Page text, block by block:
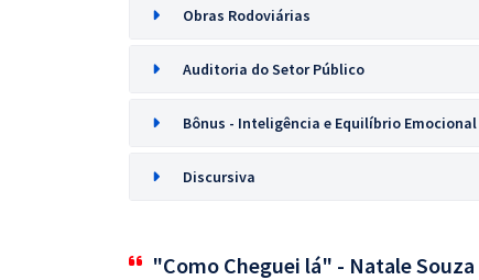
Obras Rodoviárias
Auditoria do Setor Público
Bônus - Inteligência e Equilíbrio Emocional
Discursiva
"Como Cheguei lá" - Natale Souza